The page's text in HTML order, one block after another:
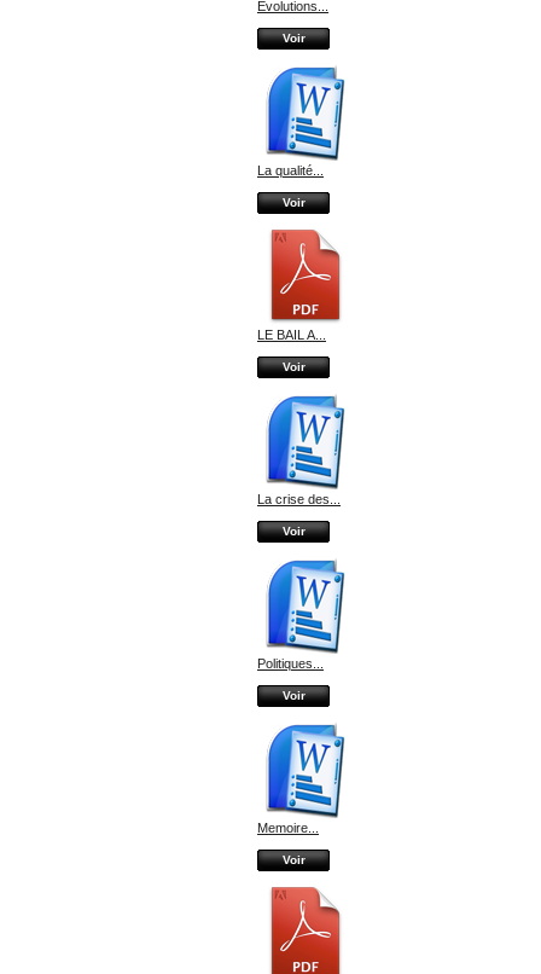
Evolutions...
Voir
La qualité...
Voir
LE BAIL A...
Voir
La crise des...
Voir
Politiques...
Voir
Memoire...
Voir